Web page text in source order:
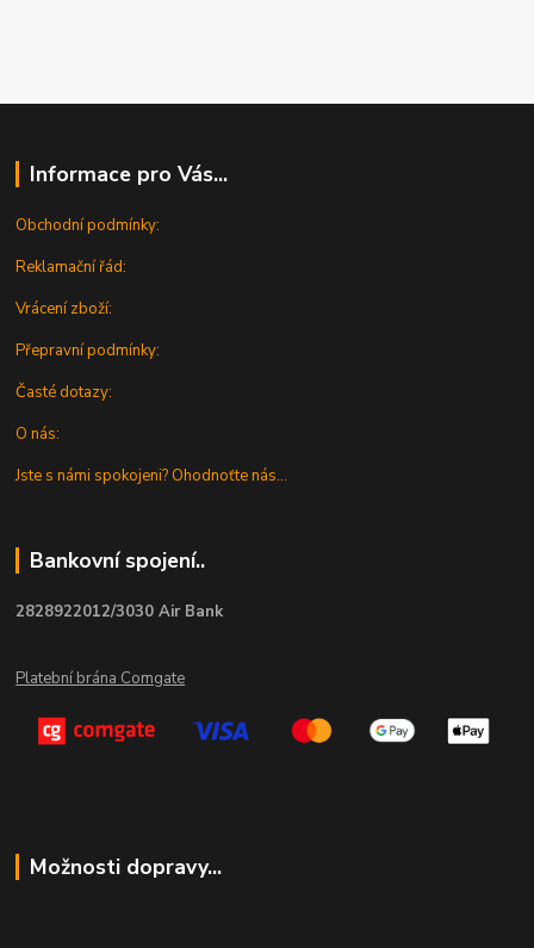
Informace pro Vás...
Obchodní podmínky:
Reklamační řád:
Vrácení zboží:
Přepravní podmínky:
Časté dotazy:
O nás:
Jste s námi spokojeni? Ohodnoťte nás...
Bankovní spojení..
2828922012/3030 Air Bank
Platební brána Comgate
Možnosti dopravy...